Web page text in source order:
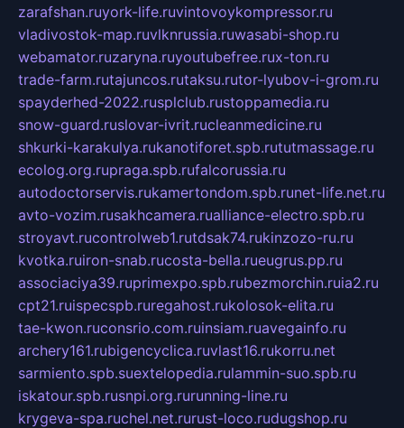
zarafshan.ruyork-life.ruvintovoykompressor.ru
vladivostok-map.ruvlknrussia.ruwasabi-shop.ru
webamator.ruzaryna.ruyoutubefree.rux-ton.ru
trade-farm.rutajuncos.rutaksu.rutor-lyubov-i-grom.ru
spayderhed-2022.rusplclub.rustoppamedia.ru
snow-guard.ruslovar-ivrit.rucleanmedicine.ru
shkurki-karakulya.rukanotiforet.spb.rututmassage.ru
ecolog.org.rupraga.spb.rufalcorussia.ru
autodoctorservis.rukamertondom.spb.runet-life.net.ru
avto-vozim.rusakhcamera.rualliance-electro.spb.ru
stroyavt.rucontrolweb1.rutdsak74.rukinzozo-ru.ru
kvotka.ruiron-snab.rucosta-bella.rueugrus.pp.ru
associaciya39.ruprimexpo.spb.rubezmorchin.ruia2.ru
cpt21.ruispecspb.ruregahost.rukolosok-elita.ru
tae-kwon.ruconsrio.com.ruinsiam.ruavegainfo.ru
archery161.rubigencyclica.ruvlast16.rukorru.net
sarmiento.spb.suextelopedia.rulammin-suo.spb.ru
iskatour.spb.rusnpi.org.rurunning-line.ru
krygeva-spa.ruchel.net.rurust-loco.rudugshop.ru